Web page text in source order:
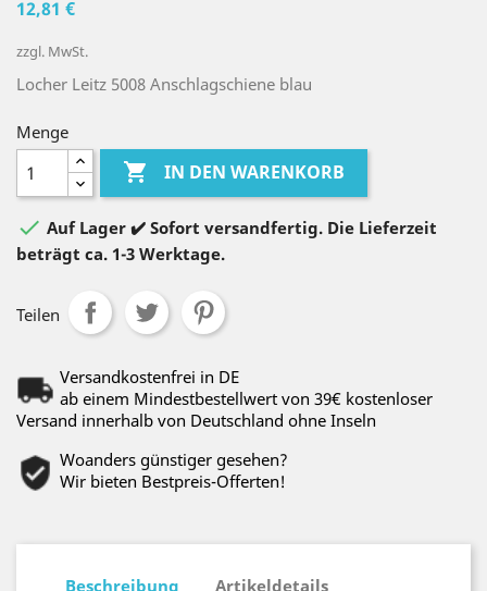
12,81 €
zzgl. MwSt.
Locher Leitz 5008 Anschlagschiene blau
Menge
 IN DEN WARENKORB
 Auf Lager ✔️ Sofort versandfertig. Die Lieferzeit
beträgt ca. 1-3 Werktage.
Teilen
Versandkostenfrei in DE
ab einem Mindestbestellwert von 39€ kostenloser
Versand innerhalb von Deutschland ohne Inseln
Woanders günstiger gesehen?
Wir bieten Bestpreis-Offerten!
Beschreibung Artikeldetails